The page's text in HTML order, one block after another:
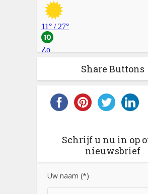
Share Buttons
Schrijf u nu in op
nieuwsbrief
Uw naam (*)